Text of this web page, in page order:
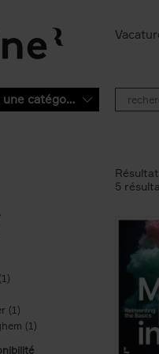
Sélectionnez une catégorie
Apply Isabel Verstraete filter
(1) Apply Jozefien De Feyter
(1) Apply Steven Van
5